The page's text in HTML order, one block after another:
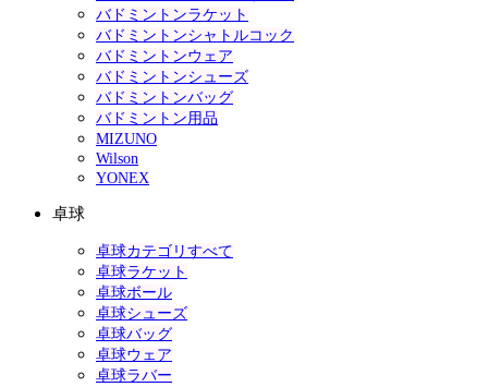
バドミントンラケット
バドミントンシャトルコック
バドミントンウェア
バドミントンシューズ
バドミントンバッグ
バドミントン用品
MIZUNO
Wilson
YONEX
卓球
卓球カテゴリすべて
卓球ラケット
卓球ボール
卓球シューズ
卓球バッグ
卓球ウェア
卓球ラバー